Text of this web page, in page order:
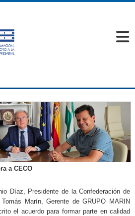
a CECO
Díaz, Presidente de la Confederación de
Marín, Gerente de GRUPO MARIN
el acuerdo para formar parte en calidad